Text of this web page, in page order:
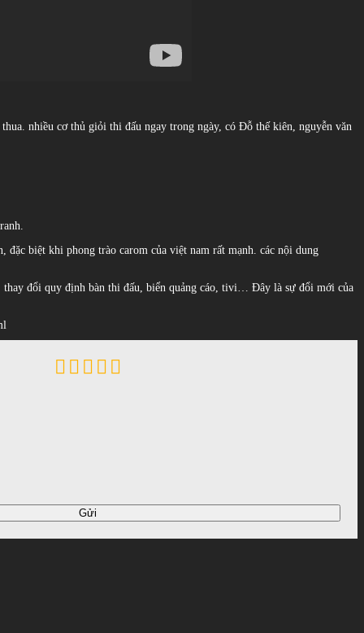
nhiều cơ thủ giỏi thi đấu ngay trong ngày, có Đỗ thế kiên, nguyễn văn
biệt khi phong trào carom của việt nam rất mạnh. các nội dung
đổi quy định bàn thi đấu, biển quảng cáo, tivi… Đây là sự đổi mới của
Gửi